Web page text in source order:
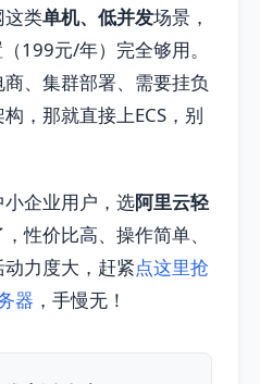
这类单机、低并发场景，
199元/年）完全够用。
、集群部署、需要挂负
，那就直接上ECS，别
企业用户，选阿里云轻
性价比高、操作简单、
力度大，赶紧点这里抢
器 ，手慢无！